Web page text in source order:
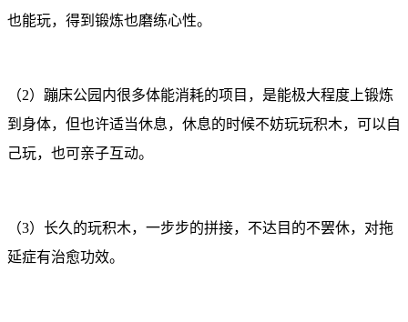
也能玩，得到锻炼也磨练心性。
（2）蹦床公园内很多体能消耗的项目，是能极大程度上锻炼
到身体，但也许适当休息，休息的时候不妨玩玩积木，可以自
己玩，也可亲子互动。
（3）长久的玩积木，一步步的拼接，不达目的不罢休，对拖
延症有治愈功效。